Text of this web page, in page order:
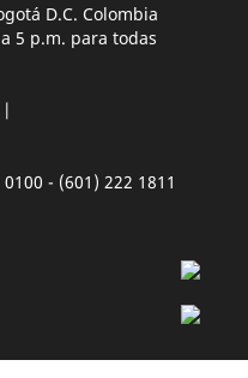
D.C. Colombia
5 p.m. para todas
|
- (601) 222 1811